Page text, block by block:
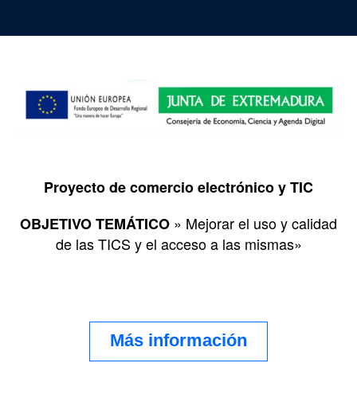
Proyecto de comercio electrónico y TIC
OBJETIVO TEMÁTICO » Mejorar el uso y calidad
de las TICS y el acceso a las mismas»
Más información